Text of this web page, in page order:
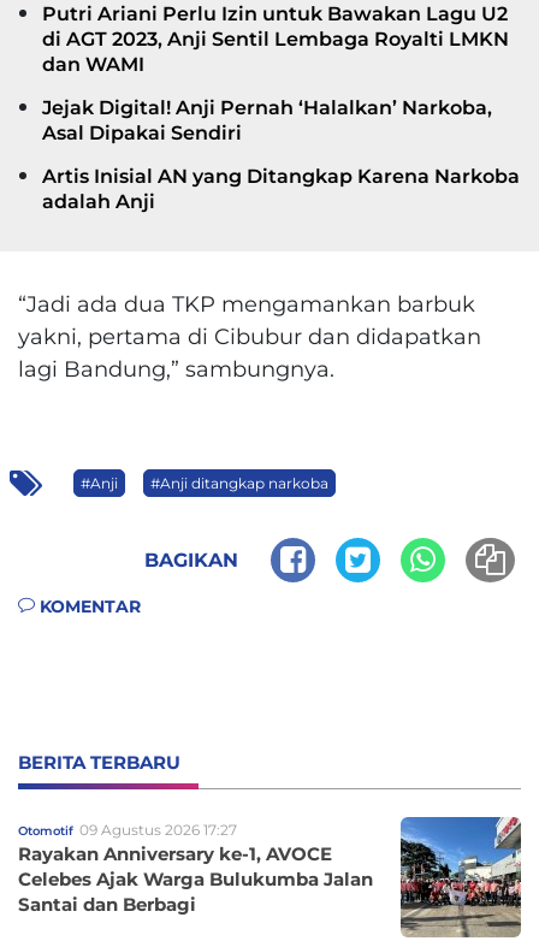
Putri Ariani Perlu Izin untuk Bawakan Lagu U2
di AGT 2023, Anji Sentil Lembaga Royalti LMKN
dan WAMI
Jejak Digital! Anji Pernah ‘Halalkan’ Narkoba,
Asal Dipakai Sendiri
Artis Inisial AN yang Ditangkap Karena Narkoba
adalah Anji
“Jadi ada dua TKP mengamankan barbuk
yakni, pertama di Cibubur dan didapatkan
lagi Bandung,” sambungnya.
#Anji #Anji ditangkap narkoba
BAGIKAN
KOMENTAR
BERITA TERBARU
Otomotif 09 Agustus 2026 17:27
Rayakan Anniversary ke-1, AVOCE
Celebes Ajak Warga Bulukumba Jalan
Santai dan Berbagi